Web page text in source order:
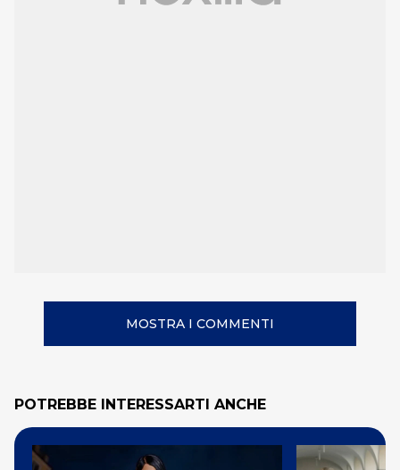
MOSTRA I COMMENTI
POTREBBE INTERESSARTI ANCHE